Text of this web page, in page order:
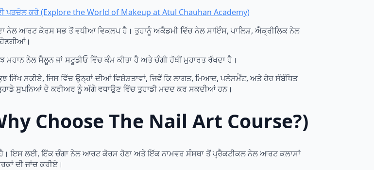
ਕਰੋ (Explore the World of Makeup at Atul Chauhan Academy)
ਨੇਲ ਆਰਟ ਕੋਰਸ ਸਭ ਤੋਂ ਵਧੀਆ ਵਿਕਲਪ ਹੈ। ਤੁਹਾਨੂੰ ਅਕੈਡਮੀ ਵਿੱਚ ਨੇਲ ਸਾਇੰਸ, ਪਾਲਿਸ਼, ਐਕ੍ਰੀਲਿਕ ਨੇਲ
ਨੇਲ ਸੈਲੂਨ ਜਾਂ ਸਟੂਡੀਓ ਵਿੱਚ ਕੰਮ ਕੀਤਾ ਹੈ ਅਤੇ ਚੰਗੀ ਹੱਥੀਂ ਮੁਹਾਰਤ ਰੱਖਦਾ ਹੈ।
ਸਕੀਏ, ਜਿਸ ਵਿੱਚ ਉਨ੍ਹਾਂ ਦੀਆਂ ਵਿਸ਼ੇਸ਼ਤਾਵਾਂ, ਜਿਵੇਂ ਕਿ ਲਾਗਤ, ਮਿਆਦ, ਪਲੇਸਮੈਂਟ, ਅਤੇ ਹੋਰ ਸੰਬੰਧਿਤ
ਸੁਪਨਿਆਂ ਦੇ ਕਰੀਅਰ ਨੂੰ ਅੱਗੇ ਵਧਾਉਣ ਵਿੱਚ ਤੁਹਾਡੀ ਮਦਦ ਕਰ ਸਕਦੀਆਂ ਹਨ।
Choose The Nail Art Course?)
ਇਸ ਲਈ, ਇੱਕ ਚੰਗਾ ਨੇਲ ਆਰਟ ਕੋਰਸ ਹੋਣਾ ਅਤੇ ਇੱਕ ਨਾਮਵਰ ਸੰਸਥਾ ਤੋਂ ਪ੍ਰੈਕਟੀਕਲ ਨੇਲ ਆਰਟ ਕਲਾਸਾਂ
ਦੀ ਜਾਂਚ ਕਰੀਏ।